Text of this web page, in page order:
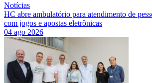
Notícias
HC abre ambulatório para atendimento de
com jogos e apostas eletrônicas
04 ago 2026